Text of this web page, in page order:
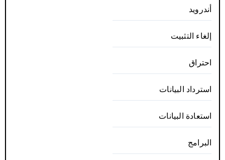
أندرويد
إلغاء التثبيت
احتراق
استرداد البيانات
استعادة البيانات
البرامج